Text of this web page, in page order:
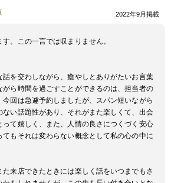
の方にもおすすめです。
2022年9月掲載
。この一言では収まりません。
話を交わしながら、癒やしとありがたいお言葉
がら時間を過ごすことができるのは、担当者の
回は急遽予約しましたが、スパン短いながら
ない話題性があり、それがまた楽しくて、出会
って嬉しく、また、人情の良さにつくづく安心
もそれは変わらない概念として私の心の中に
来店できたときには楽しく話をいつまでもさ